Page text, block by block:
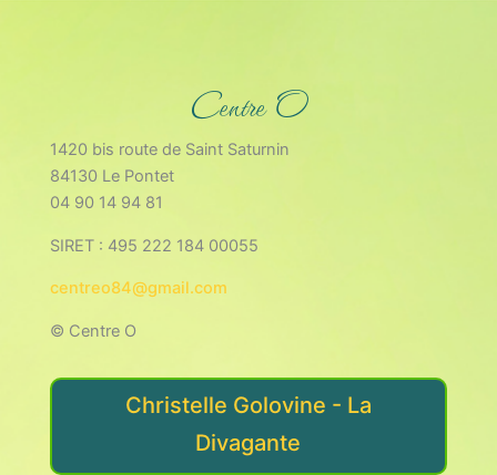
Centre O
1420 bis route de Saint Saturnin
84130 Le Pontet
04 90 14 94 81
SIRET : 495 222 184 00055
centreo84@gmail.com
© Centre O
Christelle Golovine - La
Divagante